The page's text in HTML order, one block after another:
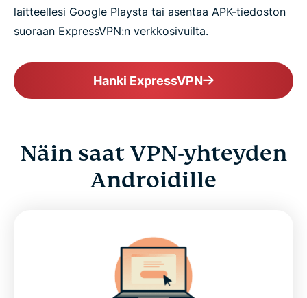
laitteellesi Google Playsta tai asentaa APK-tiedoston
suoraan ExpressVPN:n verkkosivuilta.
Hanki ExpressVPN
Näin saat VPN-yhteyden
Androidille